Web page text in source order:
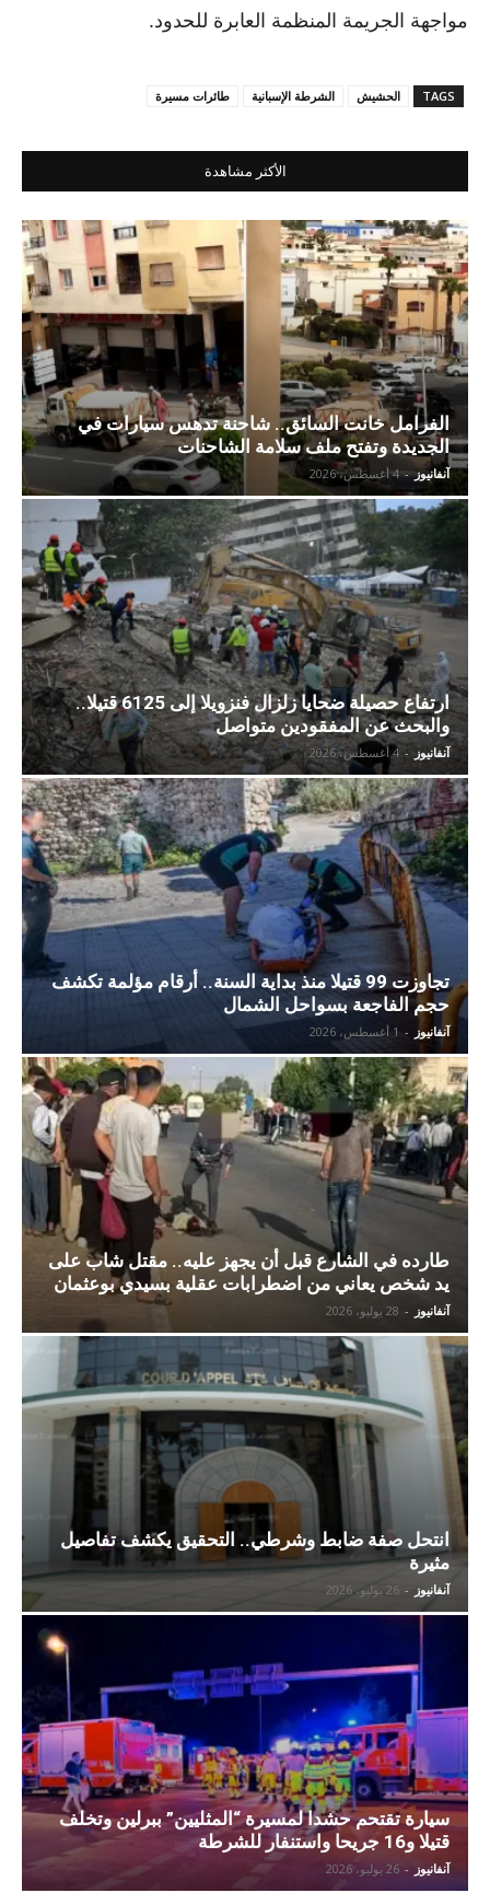
مواجهة الجريمة المنظمة العابرة للحدود.
TAGS الحشيش الشرطة الإسبانية طائرات مسيرة
الأكثر مشاهدة
الفرامل خانت السائق.. شاحنة تدهس سيارات في
الجديدة وتفتح ملف سلامة الشاحنات
آنفانيوز - 4 أغسطس، 2026
ارتفاع حصيلة ضحايا زلزال فنزويلا إلى 6125 قتيلا..
والبحث عن المفقودين متواصل
آنفانيوز - 4 أغسطس، 2026
تجاوزت 99 قتيلا منذ بداية السنة.. أرقام مؤلمة تكشف
حجم الفاجعة بسواحل الشمال
آنفانيوز - 1 أغسطس، 2026
طارده في الشارع قبل أن يجهز عليه.. مقتل شاب على
يد شخص يعاني من اضطرابات عقلية بسيدي بوعثمان
آنفانيوز - 28 يوليو، 2026
انتحل صفة ضابط وشرطي.. التحقيق يكشف تفاصيل
مثيرة
آنفانيوز - 26 يوليو، 2026
سيارة تقتحم حشدا لمسيرة “المثليين” ببرلين وتخلف
قتيلا و16 جريحا واستنفار للشرطة
آنفانيوز - 26 يوليو، 2026